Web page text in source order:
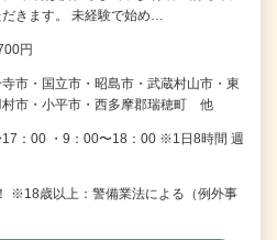
きます。 未経験で始め…
円
市・国立市・昭島市・武蔵村山市・東
村市・小平市・西多摩郡瑞穂町 他
17：00 ・9：00〜18：00 ※1日8時間 週
※18歳以上：警備業法による（例外事